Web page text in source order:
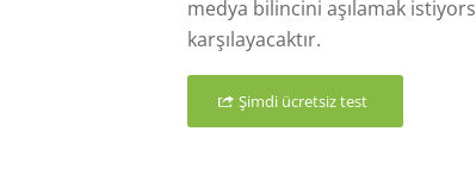
medya bilincini aşılamak
karşılayacaktır.
Şimdi ücretsiz test